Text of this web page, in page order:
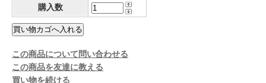
購入数
この商品について問い合わせる
この商品を友達に教える
買い物を続ける